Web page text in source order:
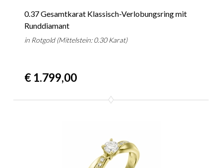
0.37 Gesamtkarat Klassisch-Verlobungsring mit
Runddiamant
in Rotgold (Mittelstein: 0.30 Karat)
€ 1.799,00